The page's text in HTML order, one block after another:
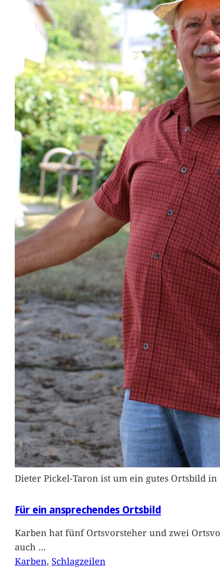
Dieter Pickel-Taron ist um ein gutes Ortsbild
Für ein ansprechendes Ortsbild
Karben hat fünf Ortsvorsteher und zwei
auch …
Karben, Schlagzeilen